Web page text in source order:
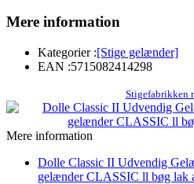
Mere information
Kategorier :[Stige gelænder]
EAN :5715082414298
Stigefabrikken
Mere information
Dolle Classic II Udvendig
gelænder CLASSIC ll bøg lak